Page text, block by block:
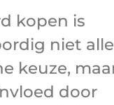
kopen is
niet
keuze,
door